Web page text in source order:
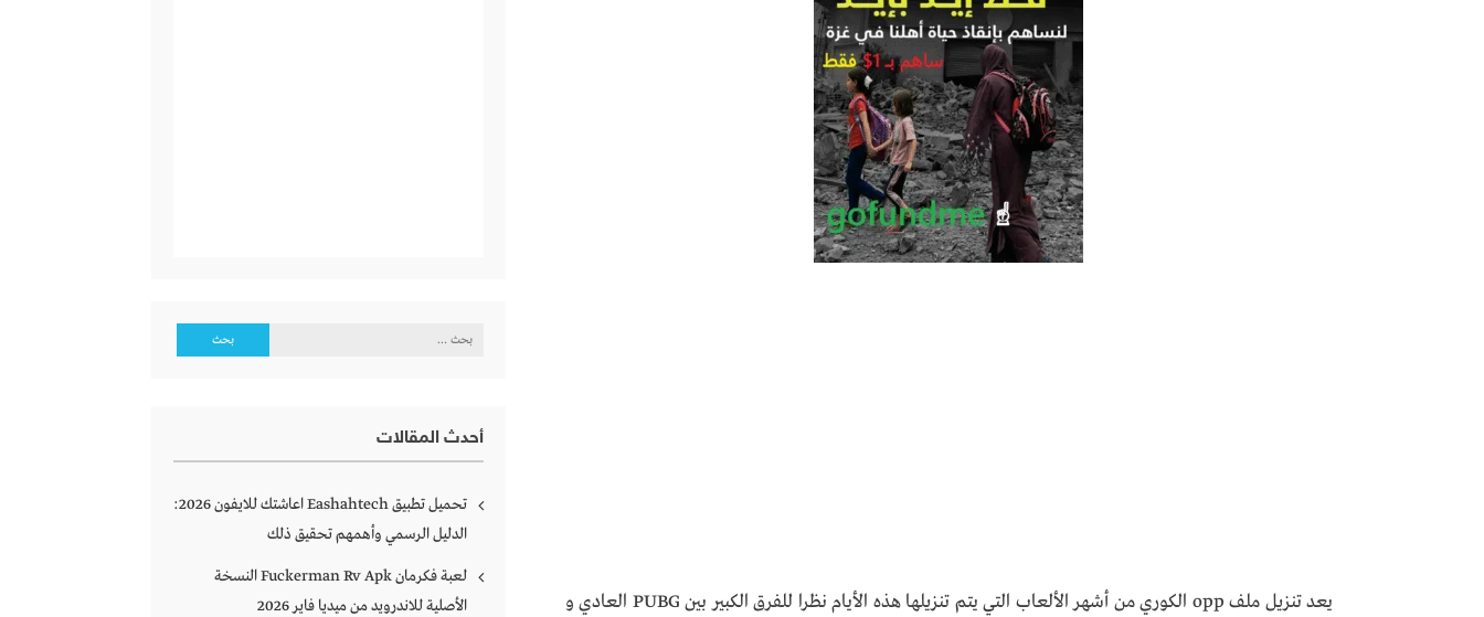
يعد تنزيل ملف opp الكوري من أشهر الألعاب التي يتم تنزيلها هذه الأيام نظرا للفرق الكبير بين PUBG العادي و
البحث
أحدث المقالات
تحميل تطبيق Eashahtech اعاشتك للايفون 2026:
الدليل الرسمي وأهمهم تحقيق ذلك
لعبة فكرمان Fuckerman Rv Apk النسخة
الأصلية للاندرويد من ميديا فاير 2026